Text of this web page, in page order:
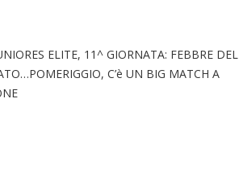
ELITE, 11^ GIORNATA: FEBBRE DEL
C’è UN BIG MATCH A